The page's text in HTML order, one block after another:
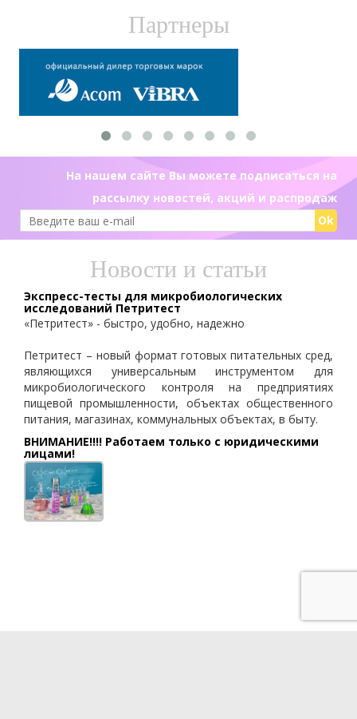
Партнеры
На нашем сайте Вы можете подписаться на
рассылку новостей, акций и распродаж
Ok
Новости и статьи
Экспресс-тесты для микробиологических
исследований Петритест
«Петритест» - быстро, удобно, надежно
Петритест – новый формат готовых питательных сред,
являющихся универсальным инструментом для
микробиологического контроля на предприятиях
пищевой промышленности, объектах общественного
питания, магазинах, коммунальных объектах, в быту.
ВНИМАНИЕ!!!! Работаем только с юридическими
лицами!